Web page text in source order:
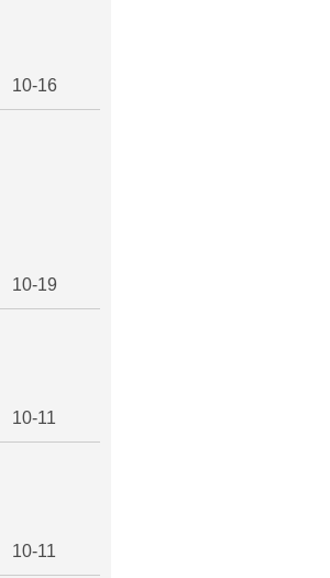
10-16
10-19
10-11
10-11